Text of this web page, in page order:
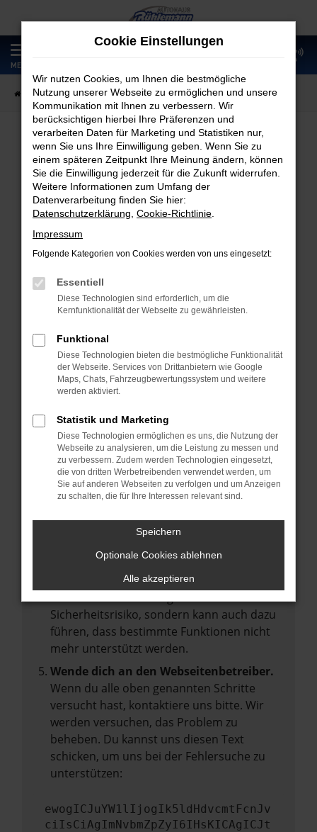
Zum
Hauptinhalt
springen
MENÜ
Startseite Fahrzeugangebote Fahrzeugmarkt
Fahrzeugmarkt
Fehler: Network Error
Beim Laden ist ein Fehler aufgetreten.
Hier sind ein paar Tipps, die dir helfen können:
Überprüfe deine Firewall und deine
Laden andere Webseiten, zum Beispiel
deine Suchmaschine?
Prüfe deine Browsererweiterungen.
Manche Erweiterungen, wie Werbeblocker,
können das Laden bestimmter Seiten
verhindern. Funktioniert die Seite in einem
anderen Browser oder in einem privaten
Fenster?
Starte dein Gerät neu.
vorübergehende Probleme zu beheben.
Betriebssystem auf dem neuesten Stand
Veraltete Software birgt nicht nur ein
Sicherheitsrisiko, sondern kann auch dazu
führen, dass bestimmte Funktionen nicht
mehr unterstützt werden.
Wende dich an den Webseitenbetreiber.
Wenn du alle oben genannten Schritte
versucht hast, kontaktiere uns bitte. Wir
werden versuchen, das Problem zu
beheben. Du kannst uns diesen Text
schicken, um uns bei der Fehlersuche zu
unterstützen:
ewogICJuYW1lIjogIk5ldHdvcmtFcnJv
ciIsCiAgImNvbmZpZyI6IHsKICAgICJt
Cookie Einstellungen
Wir nutzen Cookies, um Ihnen die bestmögliche
Nutzung unserer Webseite zu ermöglichen und unsere
Kommunikation mit Ihnen zu verbessern. Wir
berücksichtigen hierbei Ihre Präferenzen und
verarbeiten Daten für Marketing und Statistiken nur,
wenn Sie uns Ihre Einwilligung geben. Wenn Sie zu
einem späteren Zeitpunkt Ihre Meinung ändern, können
Sie die Einwilligung jederzeit für die Zukunft widerrufen.
Weitere Informationen zum Umfang der
Datenverarbeitung finden Sie hier:
Datenschutzerklärung Cookie-Richtlinie
Impressum
Folgende Kategorien von Cookies werden von uns eingesetzt:
Essentiell
Diese Technologien sind erforderlich, um die
Kernfunktionalität der Webseite zu gewährleisten.
Funktional
Diese Technologien bieten die bestmögliche Funktionalität
der Webseite. Services von Drittanbietern wie Google
Maps, Chats, Fahrzeugbewertungssystem und weitere
werden aktiviert.
Statistik und Marketing
Diese Technologien ermöglichen es uns, die Nutzung der
Webseite zu analysieren, um die Leistung zu messen und
zu verbessern. Zudem werden Technologien eingesetzt,
die von dritten Werbetreibenden verwendet werden, um
Sie auf anderen Webseiten zu verfolgen und um Anzeigen
zu schalten, die für Ihre Interessen relevant sind.
Speichern
Optionale Cookies ablehnen
Alle akzeptieren